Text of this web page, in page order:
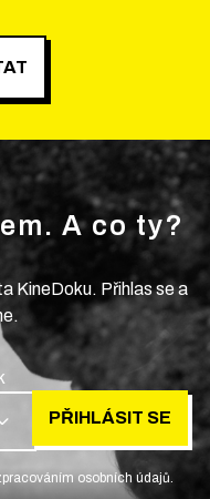
A co ty?
KineDoku. Přihlas se a
PŘIHLÁSIT SE
osobních údajů.